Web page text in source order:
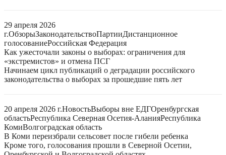
29 апреля 2026
г.ОбзорыЗаконодательствоПартииДистанционное
голосованиеРоссийская Федерация
Как ужесточали законы о выборах: ограничения для
«экстремистов» и отмена ПСГ
Начинаем цикл публикаций о деградации российского
законодательства о выборах за прошедшие пять лет
20 апреля 2026 г.НовостьВыборы вне ЕДГОренбургская
областьРеспублика Северная Осетия-АланияРеспублика
КомиВолгоградская область
В Коми переизбрали сельсовет после гибели ребенка
Кроме того, голосования прошли в Северной Осетии,